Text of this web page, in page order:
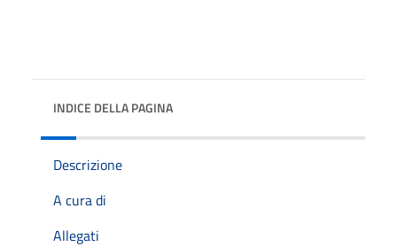
INDICE DELLA PAGINA
Descrizione
A cura di
Allegati